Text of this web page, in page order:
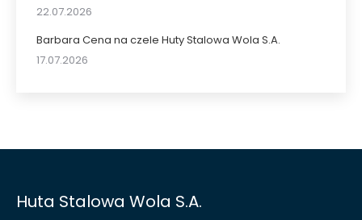
22.07.2026
Barbara Cena na czele Huty Stalowa Wola S.A.
17.07.2026
Huta Stalowa Wola S.A.